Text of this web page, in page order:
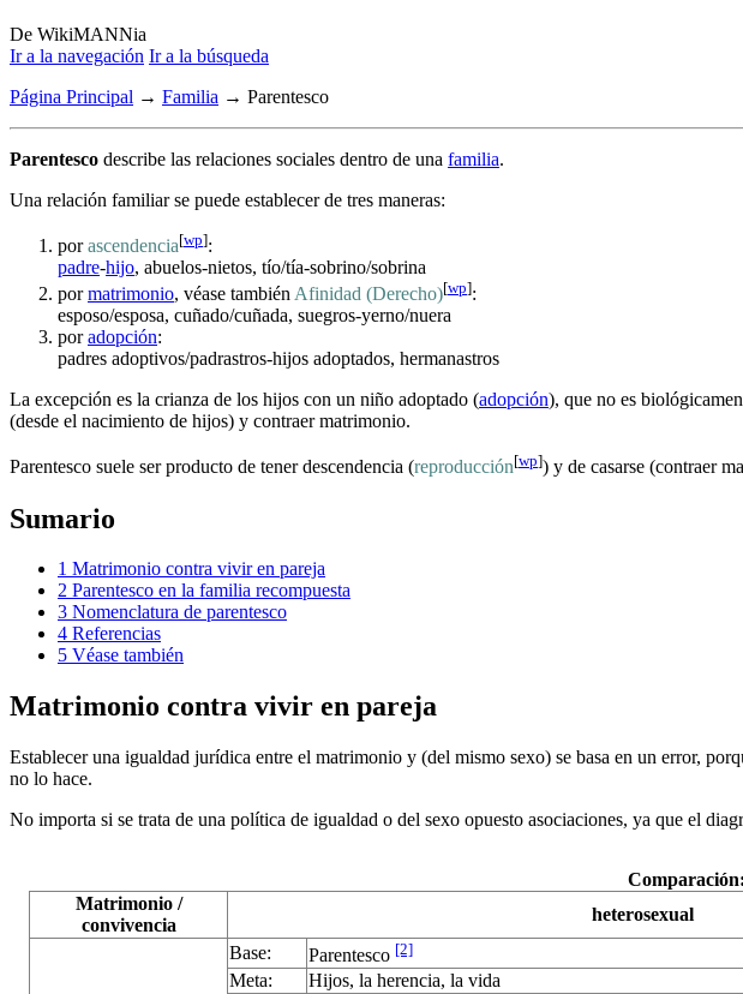
De WikiMANNia
Ir a la navegación Ir a la búsqueda
Página Principal → Familia → Parentesco
Parentesco describe las relaciones sociales dentro de una familia.
Una relación familiar se puede establecer de tres maneras:
porascendencia[wp]:
padre-hijo, abuelos-nietos, tío/tía-sobrino/sobrina
pormatrimonio, véase también Afinidad (Derecho)[wp]:
esposo/esposa, cuñado/cuñada, suegros-yerno/nuera
poradopción:
padres adoptivos/padrastros-hijos adoptados, hermanastros
La excepción es la crianza de los hijos con un niño adoptado (adopción), que no es
(desde el nacimiento de hijos) y contraer matrimonio.
Parentesco suele ser producto de tener descendencia (reproducción[wp]) y de casarse (contraer
Sumario
1 Matrimonio contra vivir en pareja
2 Parentesco en la familia recompuesta
3 Nomenclatura de parentesco
4 Referencias
5 Véase también
Matrimonio contra vivir en pareja
Establecer una igualdad jurídica entre el matrimonio y (del mismo sexo) se basa en un error,
no lo hace.
No importa si se trata de una política de igualdad o del sexo opuesto asociaciones, ya que el
Matrimonio /
convivencia
heterosexual
Base: Parentesco [2]
Meta:
Hijos, la herencia, la vida